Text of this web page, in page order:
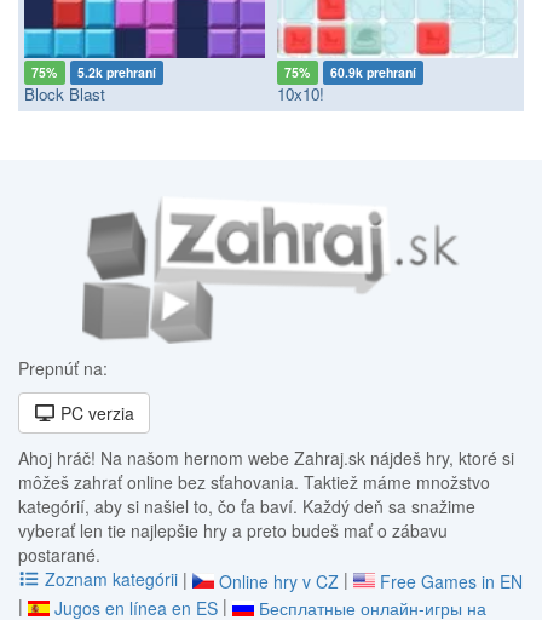
75% 5.2k prehraní
Block Blast
75% 60.9k prehraní
10x10!
Prepnúť na:
PC verzia
Ahoj hráč! Na našom hernom webe Zahraj.sk nájdeš hry, ktoré si
môžeš zahrať online bez sťahovania. Taktiež máme množstvo
kategórií, aby si našiel to, čo ťa baví. Každý deň sa snažime
vyberať len tie najlepšie hry a preto budeš mať o zábavu
postarané.
Zoznam kategórii | Online hry v CZ |
Free Games in EN
|
Jugos en línea en ES | Бесплатные онлайн-игры на